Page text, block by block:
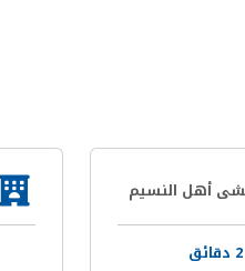
أهل النسيم
2 دقائق